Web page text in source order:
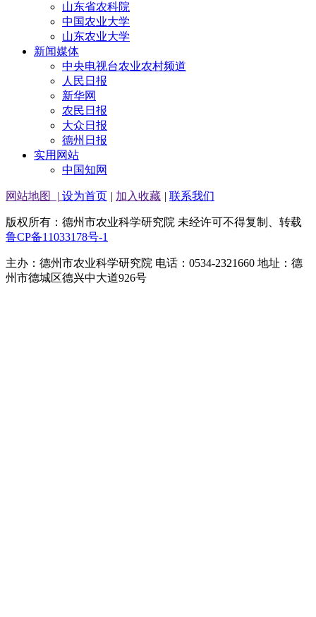
山东省农科院
中国农业大学
山东农业大学
新闻媒体
中央电视台农业农村频道
人民日报
新华网
农民日报
大众日报
德州日报
实用网站
中国知网
网站地图 | 设为首页 | 加入收藏 | 联系我们
版权所有：德州市农业科学研究院 未经许可不得复制、转载
鲁CP备11033178号-1
主办：德州市农业科学研究院 电话：0534-2321660 地址：德
州市德城区德兴中大道926号